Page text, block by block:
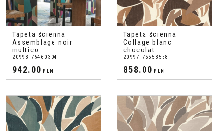
Tapeta ścienna
Assemblage noir
multico
20993-75460304
942.00 PLN
Tapeta ścienna
Collage blanc
chocolat
20997-75553568
858.00 PLN